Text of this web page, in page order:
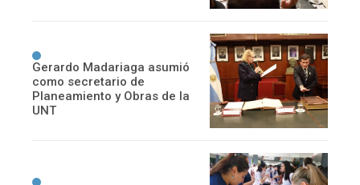
Gerardo Madariaga asumió
como secretario de
Planeamiento y Obras de la
UNT